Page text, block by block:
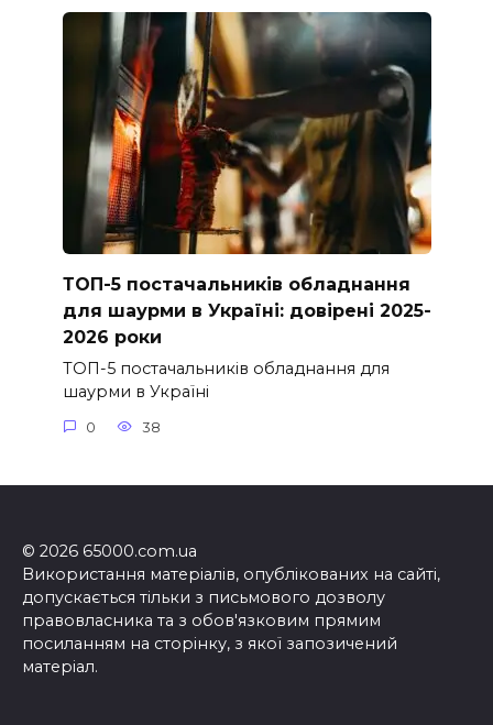
ТОП-5 постачальників обладнання
для шаурми в Україні: довірені 2025-
2026 роки
ТОП-5 постачальників обладнання для
шаурми в Україні
0 38
© 2026 65000.com.ua
Використання матеріалів, опублікованих на сайті,
допускається тільки з письмового дозволу
правовласника та з обов'язковим прямим
посиланням на сторінку, з якої запозичений
матеріал.